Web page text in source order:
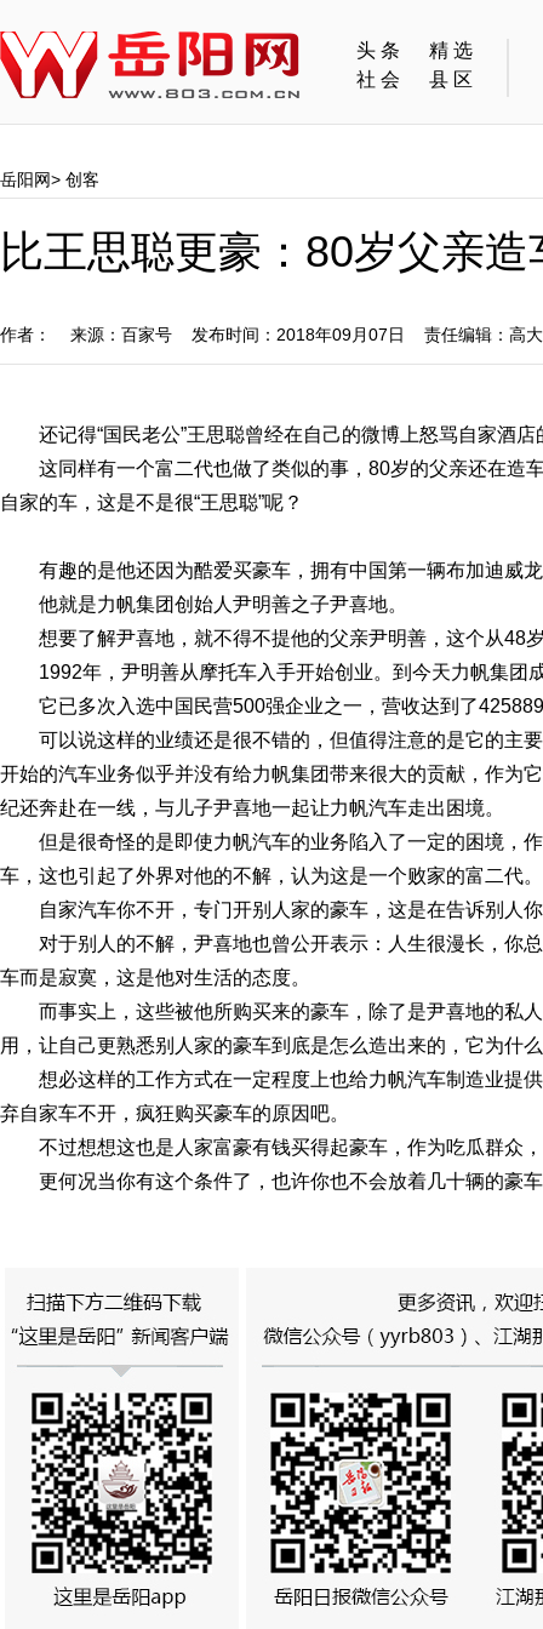
头条
精选
社会
县区
岳阳网> 创客
比王思聪更豪：80岁父亲
作者： 来源：百家号 发布时间：2018年09月07日 责任编辑：高
还记得“国民老公”王思聪曾经在自己的微博上怒骂自家酒店
这同样有一个富二代也做了类似的事，80岁的父亲还在造
自家的车，这是不是很“王思聪”呢？
有趣的是他还因为酷爱买豪车，拥有中国第一辆布加迪威
他就是力帆集团创始人尹明善之子尹喜地。
想要了解尹喜地，就不得不提他的父亲尹明善，这个从48
1992年，尹明善从摩托车入手开始创业。到今天力帆集团
它已多次入选中国民营500强企业之一，营收达到了
可以说这样的业绩还是很不错的，但值得注意的是它的主
开始的汽车业务似乎并没有给力帆集团带来很大的贡献，作为
纪还奔赴在一线，与儿子尹喜地一起让力帆汽车走出困境。
但是很奇怪的是即使力帆汽车的业务陷入了一定的困境，
车，这也引起了外界对他的不解，认为这是一个败家的富二代。
自家汽车你不开，专门开别人家的豪车，这是在告诉别人
对于别人的不解，尹喜地也曾公开表示：人生很漫长，你
车而是寂寞，这是他对生活的态度。
而事实上，这些被他所购买来的豪车，除了是尹喜地的私
用，让自己更熟悉别人家的豪车到底是怎么造出来的，它为什
想必这样的工作方式在一定程度上也给力帆汽车制造业提
弃自家车不开，疯狂购买豪车的原因吧。
不过想想这也是人家富豪有钱买得起豪车，作为吃瓜群众
更何况当你有这个条件了，也许你也不会放着几十辆的豪